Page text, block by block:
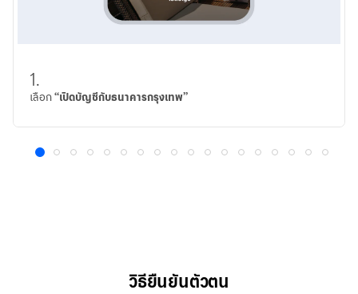
1.
เลือก“เปิดบัญชีกับธนาคารกรุงเทพ”
1 2 3 4 5 6 7 8 9 10 11 12 13 14 15 16 17 18
วิธียืนยันตัวตน